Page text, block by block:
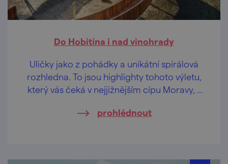
Do Hobitína i nad vinohrady
Uličky jako z pohádky a unikátní spirálová
rozhledna. To jsou highlighty tohoto výletu,
který vás čeká v nejjižnějším cípu Moravy, v
prohlédnout